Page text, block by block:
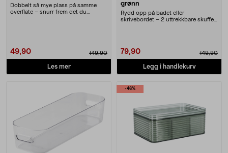
Dobbelt så mye plass på samme
overflate – snurr frem det du
49,90 149,90
Les mer
grønn
Rydd opp på badet eller
skrivebordet – 2 uttrekkbare skuffer
79,90 149,90
Legg i handlekurv
-46%